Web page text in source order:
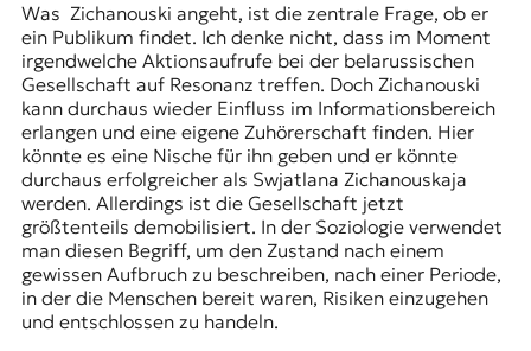
Was Zichanouski angeht, ist die zentrale Frage, ob er
ein Publikum findet. Ich denke nicht, dass im Moment
irgendwelche Aktionsaufrufe bei der belarussischen
Gesellschaft auf Resonanz treffen. Doch Zichanouski
kann durchaus wieder Einfluss im Informationsbereich
erlangen und eine eigene Zuhörerschaft finden. Hier
könnte es eine Nische für ihn geben und er könnte
durchaus erfolgreicher als Swjatlana Zichanouskaja
werden. Allerdings ist die Gesellschaft jetzt
größtenteils demobilisiert. In der Soziologie verwendet
man diesen Begriff, um den Zustand nach einem
gewissen Aufbruch zu beschreiben, nach einer Periode,
in der die Menschen bereit waren, Risiken einzugehen
und entschlossen zu handeln.